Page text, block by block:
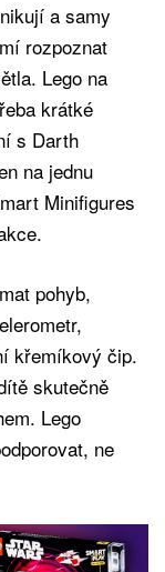
a samy
rozpoznat
Lego na
krátké
s Darth
na jednu
Minifigures
pohyb,
křemíkový čip.
skutečně
Lego
ne